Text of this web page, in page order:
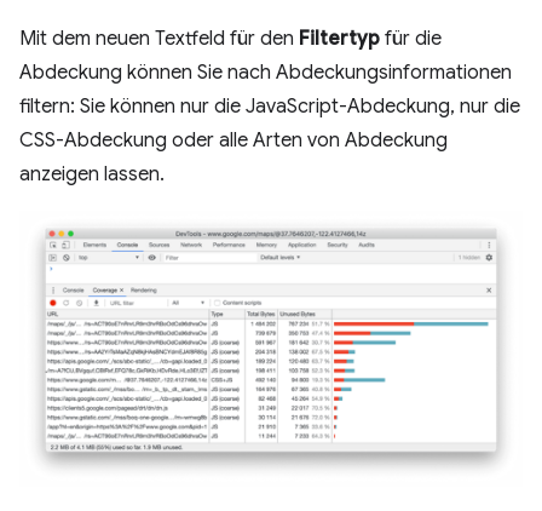
Mit dem neuen Textfeld für den Filtertyp für die
Abdeckung können Sie nach Abdeckungsinformationen
filtern: Sie können nur die JavaScript-Abdeckung, nur die
CSS-Abdeckung oder alle Arten von Abdeckung
anzeigen lassen.